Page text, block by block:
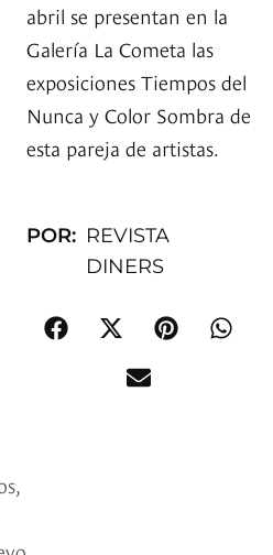
abril se presentan en la
Galería La Cometa las
exposiciones Tiempos del
Nunca y Color Sombra de
esta pareja de artistas.
POR: REVISTA
DINERS